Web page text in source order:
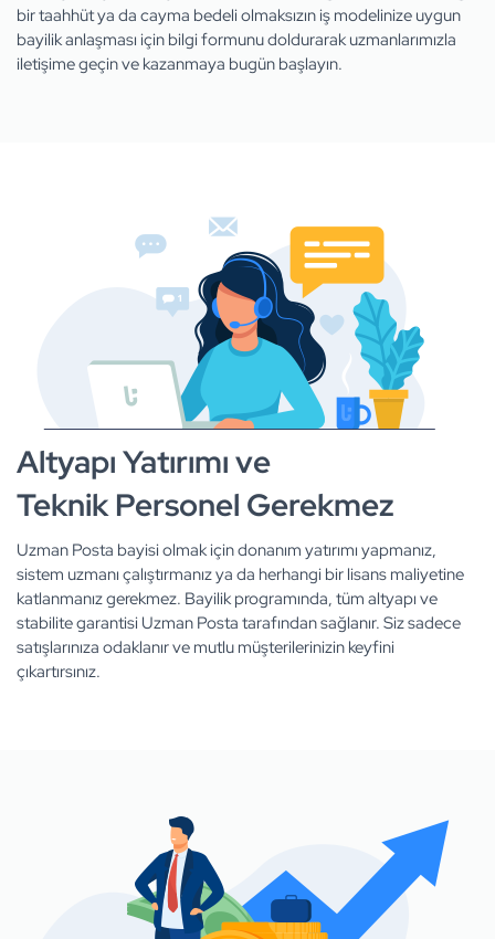
bir taahhüt ya da cayma bedeli olmaksızın iş modelinize uygun
bayilik anlaşması için bilgi formunu doldurarak uzmanlarımızla
iletişime geçin ve kazanmaya bugün başlayın.
Altyapı Yatırımı ve
Teknik Personel Gerekmez
Uzman Posta bayisi olmak için donanım yatırımı yapmanız,
sistem uzmanı çalıştırmanız ya da herhangi bir lisans maliyetine
katlanmanız gerekmez. Bayilik programında, tüm altyapı ve
stabilite garantisi Uzman Posta tarafından sağlanır. Siz sadece
satışlarınıza odaklanır ve mutlu müşterilerinizin keyfini
çıkartırsınız.